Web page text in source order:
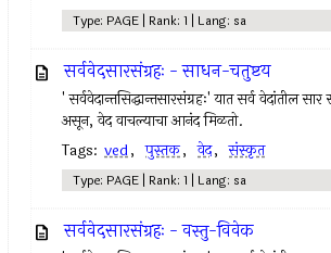
Type: PAGE | Rank: 1 | Lang: sa
सर्ववेदसारसंग्रहः - साधन-चतुष्टय
' सर्ववेदान्तसिद्धान्तसारसंग्रहः' यात सर्व वेदांतील
असून, वेद वाचल्याचा आनंद मिळतो.
Tags: ved, पुस्तक, वेद, संस्कृत
Type: PAGE | Rank: 1 | Lang: sa
सर्ववेदसारसंग्रहः - वस्तु-विवेक